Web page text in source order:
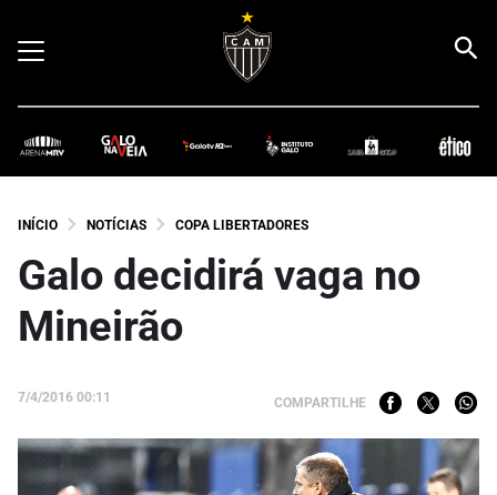
INÍCIO NOTÍCIAS COPA LIBERTADORES
Galo decidirá vaga no
Mineirão
7/4/2016 00:11 COMPARTILHE